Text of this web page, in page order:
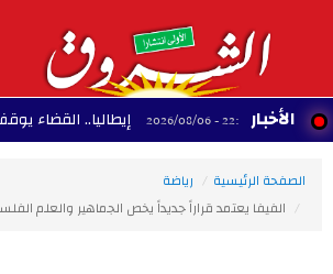
الأخبار22:06 - 2026/08/06 إيطاليا.. القضاء يوقف صفقة
الصفحة الرئيسية
رياضة
الفيفا يعتمد قراراً جديداً يخص الجماهير والعلم